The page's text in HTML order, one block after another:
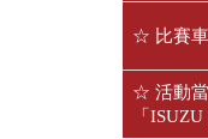
☆ 比賽
☆ 活動當
「